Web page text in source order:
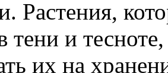
Растения,
тени и
их на